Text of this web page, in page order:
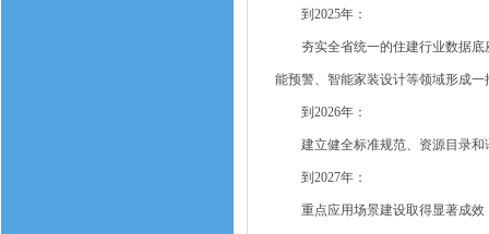
到2025年：
夯实全省统一的住建行业数据底
能预警、智能家装设计等领域形成一
到2026年：
建立健全标准规范、资源目录和
到2027年：
重点应用场景建设取得显著成效